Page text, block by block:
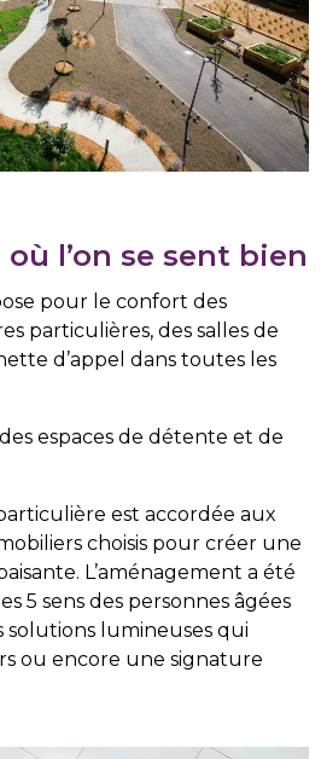
l’on se sent bien
pour le confort des
particulières, des salles de
d’appel dans toutes les
espaces de détente et de
est accordée aux
choisis pour créer une
L’aménagement a été
5 sens des personnes âgées
solutions lumineuses qui
ou encore une signature